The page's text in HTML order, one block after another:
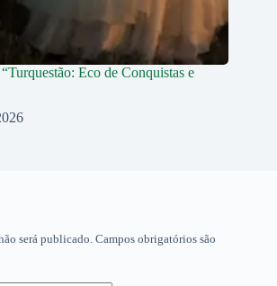
Eco de Conquistas e
será publicado. Campos obrigatórios são